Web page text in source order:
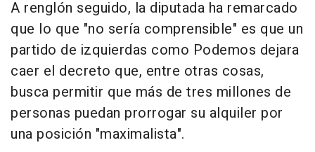
A renglón seguido, la diputada ha remarcado
que lo que "no sería comprensible" es que un
partido de izquierdas como Podemos dejara
caer el decreto que, entre otras cosas,
busca permitir que más de tres millones de
personas puedan prorrogar su alquiler por
una posición "maximalista".